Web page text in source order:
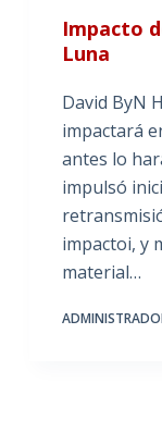
Impacto
Luna
David ByN
impactará
antes lo
impulsó
impactoi, y
material…